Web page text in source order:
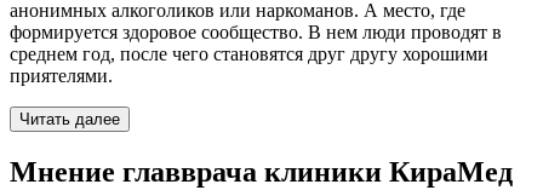
анонимных алкоголиков или наркоманов. А место, где
формируется здоровое сообщество. В нем люди проводят в
среднем год, после чего становятся друг другу хорошими
приятелями.
Читать далее
Мнение главврача клиники КираМед